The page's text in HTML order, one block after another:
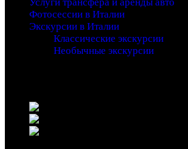
Услуги трансфера и аренды авто
Фотосессии в Италии
Экскурсии в Италии
Классические экскурсии
Необычные экскурсии